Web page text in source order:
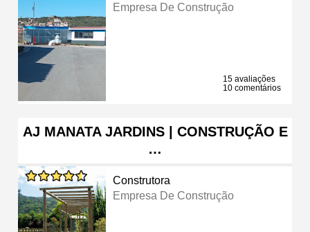
Empresa De Construção
15 avaliações
10 comentários
AJ MANATA JARDINS | CONSTRUÇÃO E
…
Construtora
Empresa De Construção